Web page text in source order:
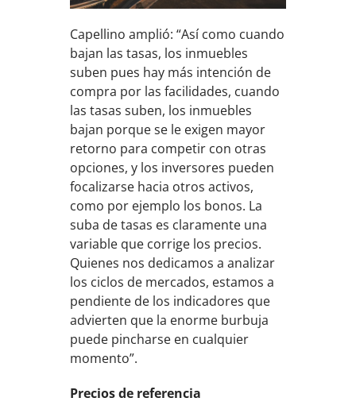
Capellino amplió: “Así como cuando
bajan las tasas, los inmuebles
suben pues hay más intención de
compra por las facilidades, cuando
las tasas suben, los inmuebles
bajan porque se le exigen mayor
retorno para competir con otras
opciones, y los inversores pueden
focalizarse hacia otros activos,
como por ejemplo los bonos. La
suba de tasas es claramente una
variable que corrige los precios.
Quienes nos dedicamos a analizar
los ciclos de mercados, estamos a
pendiente de los indicadores que
advierten que la enorme burbuja
puede pincharse en cualquier
momento”.
Precios de referencia